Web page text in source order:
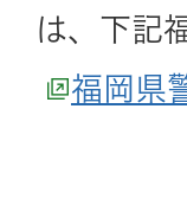
は、下記
福岡県